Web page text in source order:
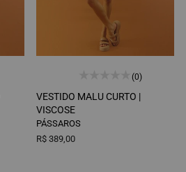
(0)
VESTIDO MALU CURTO |
VISCOSE
PÁSSAROS
R$ 389,00